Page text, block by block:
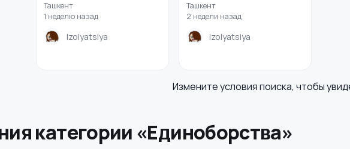
Ташкент
1 неделю назад
Izolyatsiya
Ташкент
2 недели назад
Izolyatsiya
Измените условия поиска, чтобы
категории «Единоборства»